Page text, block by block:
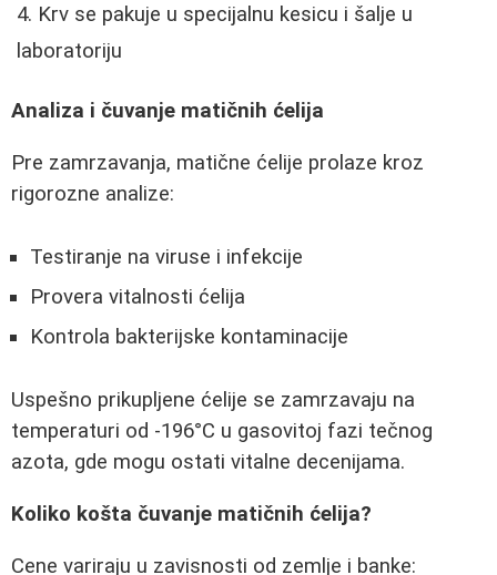
Krv se pakuje u specijalnu kesicu i šalje u
laboratoriju
Analiza i čuvanje matičnih ćelija
Pre zamrzavanja, matične ćelije prolaze kroz
rigorozne analize:
Testiranje na viruse i infekcije
Provera vitalnosti ćelija
Kontrola bakterijske kontaminacije
Uspešno prikupljene ćelije se zamrzavaju na
temperaturi od -196°C u gasovitoj fazi tečnog
azota, gde mogu ostati vitalne decenijama.
Koliko košta čuvanje matičnih ćelija?
Cene variraju u zavisnosti od zemlje i banke: